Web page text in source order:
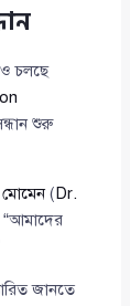
চলছে
শুরু
(Dr.
“আমাদের
জানতে